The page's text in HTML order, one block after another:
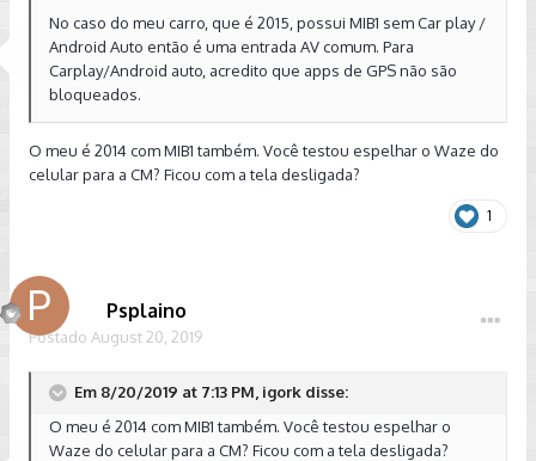
No caso do meu carro, que é 2015, possui MIB1 sem Car play /
Android Auto então é uma entrada AV comum. Para
Carplay/Android auto, acredito que apps de GPS não são
bloqueados.
O meu é 2014 com MIB1 também. Você testou espelhar o Waze do
celular para a CM? Ficou com a tela desligada?
1
Psplaino
Postado August 20, 2019
Em 8/20/2019 at 7:13 PM, igork disse:
O meu é 2014 com MIB1 também. Você testou espelhar o
Waze do celular para a CM? Ficou com a tela desligada?